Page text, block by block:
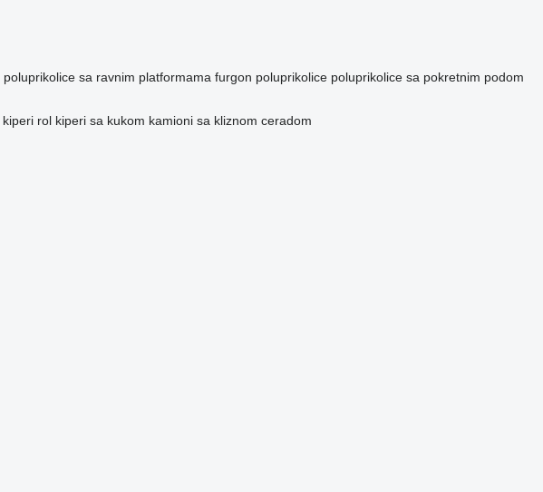
poluprikolice sa ravnim platformama furgon poluprikolice poluprikolice sa pokretnim podom
kiperi rol kiperi sa kukom kamioni sa kliznom ceradom